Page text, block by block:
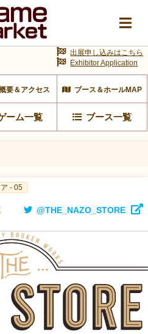
要＆アクセス ブース＆ホールMAP
ーム一覧 ブース一覧
出展申し込みはこちら
Exhibitor Application
- 05
@THE_NAZO_STORE